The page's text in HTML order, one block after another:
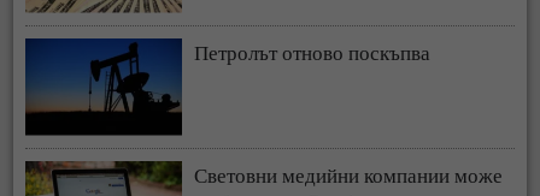
Петролът отново поскъпва
Световни медийни компании може